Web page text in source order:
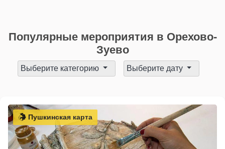
Популярные мероприятия в Орехово-
Зуево
Выберите категорию Выберите дату
Пушкинская карта